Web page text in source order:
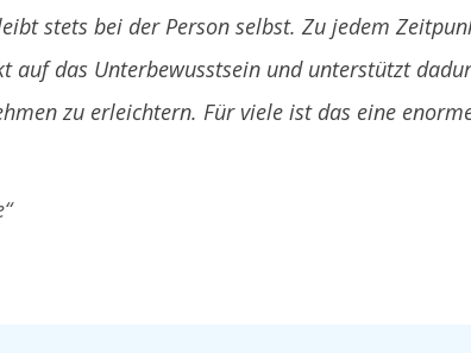
stets bei der Person selbst. Zu jedem
auf das Unterbewusstsein und unterstützt
zu erleichtern. Für viele ist das eine